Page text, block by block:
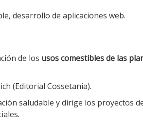
desarrollo de aplicaciones web.
de los usos comestibles de las
(Editorial Cossetania).
saludable y dirige los proyectos